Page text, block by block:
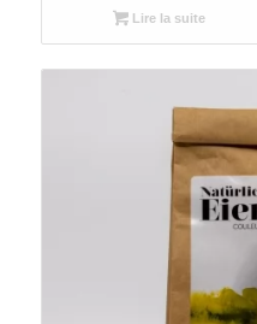
Lire la suite